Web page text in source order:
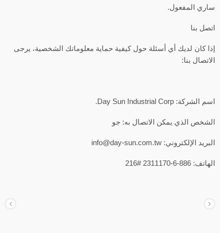
ساري المفعول.
اتصل بنا
إذا كان لديك أي أسئلة حول كيفية حماية معلوماتك الشخصية، يرجى
الاتصال بنا:
اسم الشركة: Day Sun Industrial Corp.
الشخص الذي يمكن الاتصال به: جو
البريد الإلكتروني: info@day-sun.com.tw
الهاتف: 886-6-2311170 #216